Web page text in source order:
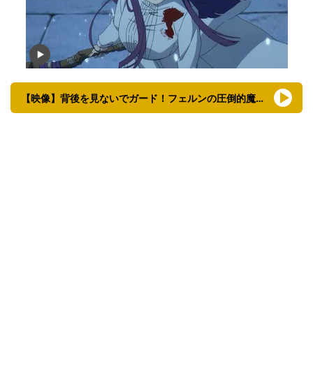
【映像】背後を見ないでガード！フェルンの圧倒的魔力（16分34秒ごろ〜）